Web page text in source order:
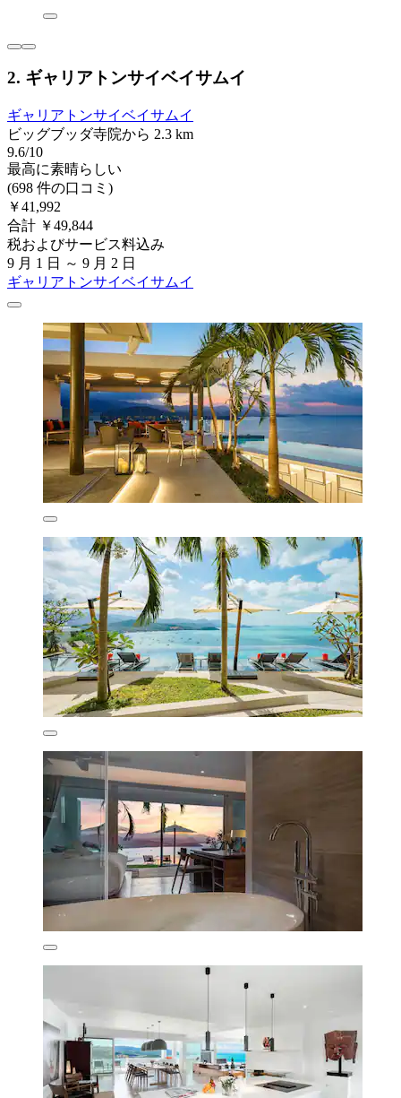
2. ギャリアトンサイベイサムイ
ギャリアトンサイベイサムイ
ビッグブッダ寺院から 2.3 km
9.6/10
最高に素晴らしい
(698 件の口コミ)
￥41,992
合計 ￥49,844
税およびサービス料込み
9 月 1 日 ～ 9 月 2 日
ギャリアトンサイベイサムイ